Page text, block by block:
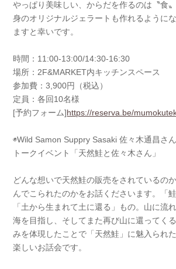
やっぱり美味しい、からだを作るのは〝食
身のオリジナルジェラートも作れるように
ますと幸いです。
時間：11:00-13:00/14:30-16:30
場所：2F&MARKET内キッチンスペース
参加費：3,900円（税込）
定員：各回10名様
[予約フォーム]https://reserva.be/
◉Wild Samon Suppry Sasaki 佐々木通昌さん
トークイベント「天然鮭と佐々木さん」
どんな想いで天然鮭の販売をされているの
んでこられたのかをお話くださいます。「
「土から生まれて土に還る」もの。山に流
海を目指し、そしてまた再び山に還ってく
みを体現したことで「天然鮭」に魅入られ
楽しいお話会です。